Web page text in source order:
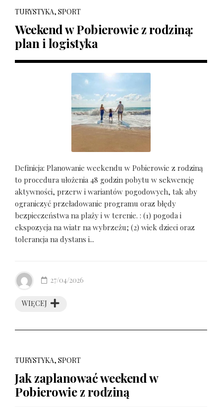
TURYSTYKA, SPORT
Weekend w Pobierowie z rodziną:
plan i logistyka
Definicja: Planowanie weekendu w Pobierowie z rodziną
to procedura ułożenia 48 godzin pobytu w sekwencję
aktywności, przerw i wariantów pogodowych, tak aby
ograniczyć przeładowanie programu oraz błędy
bezpieczeństwa na plaży i w terenie. : (1) pogoda i
ekspozycja na wiatr na wybrzeżu; (2) wiek dzieci oraz
tolerancja na dystans i...
WIĘCEJ
27/04/2026
TURYSTYKA, SPORT
Jak zaplanować weekend w
Pobierowie z rodziną